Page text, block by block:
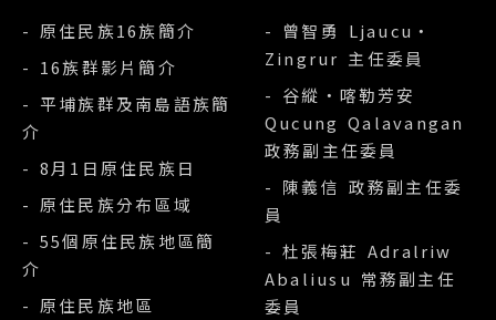
- 原住民族16族簡介
- 16族群影片簡介
- 平埔族群及南島語族簡
介
- 8月1日原住民族日
- 原住民族分布區域
- 55個原住民族地區簡
介
- 原住民族地區
- 曾智勇 Ljaucu‧
Zingrur 主任委員
- 谷縱‧喀勒芳安
Qucung Qalavangan
政務副主任委員
- 陳義信 政務副主任委
員
- 杜張梅莊 Adralriw
Abaliusu 常務副主任
委員